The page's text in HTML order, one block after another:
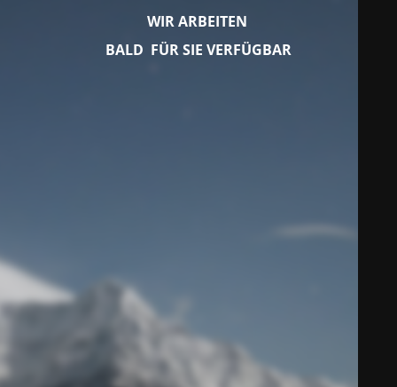
WIR ARBEITEN
BALD FÜR SIE VERFÜGBAR